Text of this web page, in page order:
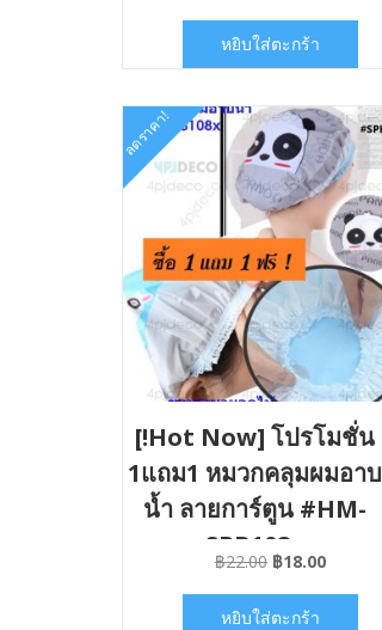
was:
หยิบใส่ตะกร้า
ลดราคา!
[!Hot Now] โปรโมชั่น
1แถม1 หมวกคลุมผมอาบ
น้ำ ลายการ์ตูน #HM-
SPB108x
฿22.00 Original
was:
฿18.00Current
หยิบใส่ตะกร้า